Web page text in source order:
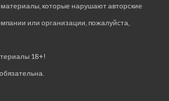
которые нарушают авторские
или организации, пожалуйста,
18+!